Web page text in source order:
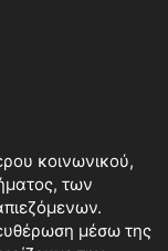
κοινωνικού,
των
μέσω της